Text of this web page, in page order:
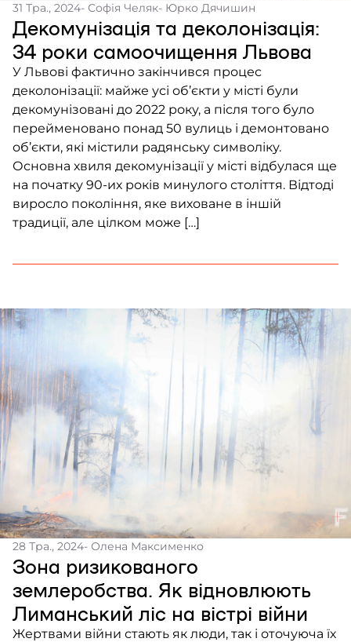
31 Тра., 2024- Софія Челяк- Юрко Дячишин
Декомунізація та деколонізація:
34 роки самоочищення Львова
У Львові фактично закінчився процес
деколонізації: майже усі об’єкти у місті були
декомунізовані до 2022 року, а після того було
перейменовано понад 50 вулиць і демонтовано
об’єкти, які містили радянську символіку.
Основна хвиля декомунізації у місті відбулася ще
на початку 90-их років минулого століття. Відтоді
виросло покоління, яке виховане в іншій
традиції, але цілком може […]
28 Тра., 2024- Олена Максименко
Зона ризикованого
землеробства. Як відновлюють
Лиманський ліс на вістрі війни
Жертвами війни стають як люди, так і оточуюча їх